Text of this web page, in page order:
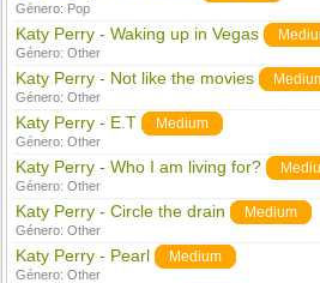
Género: Pop
Katy Perry - Waking up in Vegas
Género:Other
Katy Perry - Not like the movies
Género:Other
Katy Perry - E.T Medium
Género:Other
Katy Perry - Who I am living for?
Género:Other
Katy Perry - Circle the drain Medium
Género:Other
Katy Perry - Pearl Medium
Género:Other